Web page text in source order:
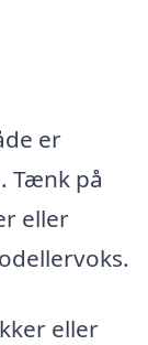
er
Tænk på
eller
eller